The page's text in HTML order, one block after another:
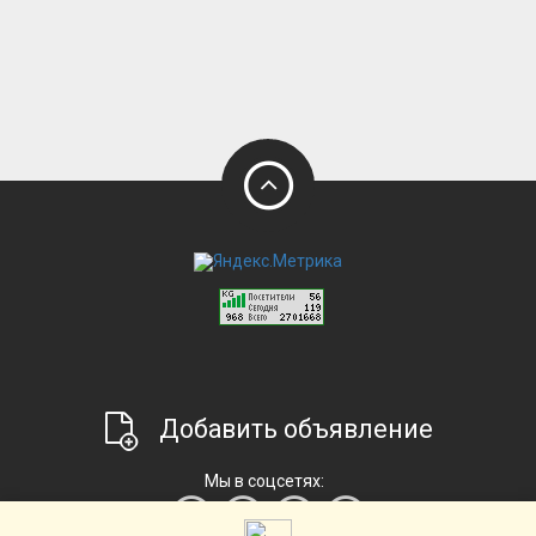
Добавить объявление
Мы в соцсетях: